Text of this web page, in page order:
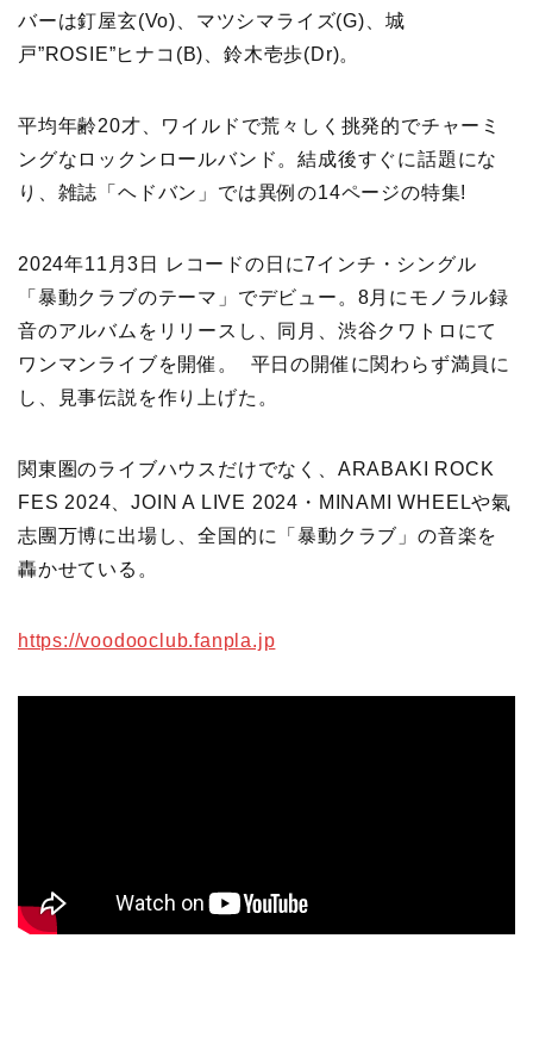
バーは釘屋玄(Vo)、マツシマライズ(G)、城
戸”ROSIE”ヒナコ(B)、鈴木壱歩(Dr)。
平均年齢20才、ワイルドで荒々しく挑発的でチャーミ
ングなロックンロールバンド。結成後すぐに話題にな
り、雑誌「ヘドバン」では異例の14ページの特集!
2024年11月3日 レコードの日に7インチ・シングル
「暴動クラブのテーマ」でデビュー。8月にモノラル録
音のアルバムをリリースし、同月、渋谷クワトロにて
ワンマンライブを開催。 平日の開催に関わらず満員に
し、見事伝説を作り上げた。
関東圏のライブハウスだけでなく、ARABAKI ROCK
FES 2024、JOIN A LIVE 2024・MINAMI WHEELや氣
志團万博に出場し、全国的に「暴動クラブ」の音楽を
轟かせている。
https://voodooclub.fanpla.jp